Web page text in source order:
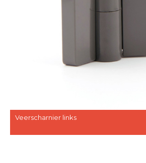
Veerscharnier links